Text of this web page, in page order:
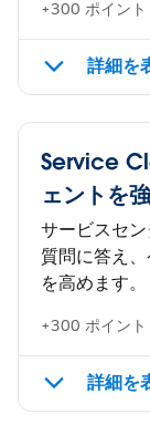
+300 ポイント
詳細を
Service
ェントを
サービスセ
質問に答え
を高めます。
+300 ポイント
詳細を